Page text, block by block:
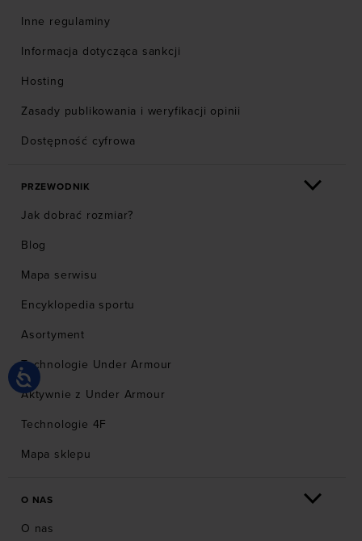
Inne regulaminy
Informacja dotycząca sankcji
Hosting
Zasady publikowania i weryfikacji opinii
Dostępność cyfrowa
PRZEWODNIK
Jak dobrać rozmiar?
Blog
Mapa serwisu
Encyklopedia sportu
Asortyment
Technologie Under Armour
Aktywnie z Under Armour
Technologie 4F
Mapa sklepu
O NAS
O nas